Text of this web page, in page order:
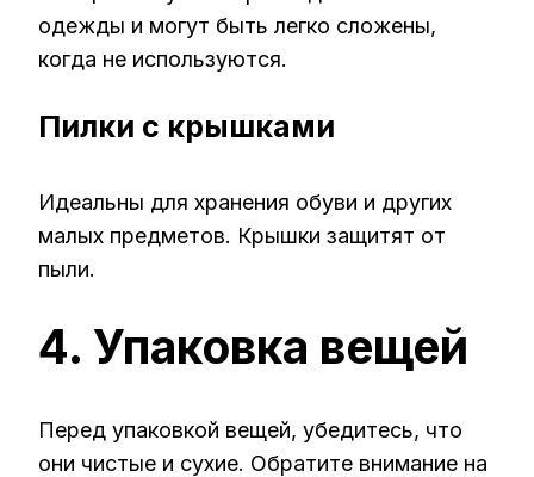
одежды и могут быть легко сложены,
когда не используются.
Пилки с крышками
Идеальны для хранения обуви и других
малых предметов. Крышки защитят от
пыли.
4. Упаковка вещей
Перед упаковкой вещей, убедитесь, что
они чистые и сухие. Обратите внимание на